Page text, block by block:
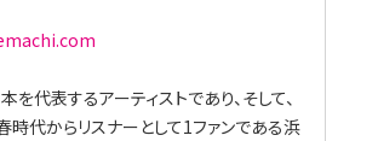
を代表するアーティストであり、そして、
時代からリスナーとして1ファンである浜